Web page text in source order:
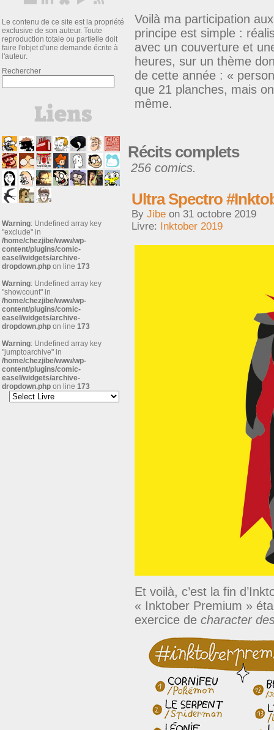
Le contenu de ce site est la propriété
exclusive de son auteur. Toute
reproduction totale ou partielle doit
faire l'objet d'une demande écrite à
l'auteur.
Rechercher
Warning: Undefined array key
"exclude" in
/home/chezjibe/www/wp-
content/plugins/comic-
easel/widgets/archive-
dropdown.php on line 173
Warning: Undefined array key
"showcount" in
/home/chezjibe/www/wp-
content/plugins/comic-
easel/widgets/archive-
dropdown.php on line 173
Warning: Undefined array key
"jumptoarchive" in
/home/chezjibe/www/wp-
content/plugins/comic-
easel/widgets/archive-
dropdown.php on line 173
Voilà ma participation
principe est simple :
avec un couverture et
heures, sur un thème
de cette année : «
que 21 planches, mais
même.
Récits complets
256 comics.
Ultra Spectro
By Jibe on 31 octobre 2019
Livre: Inktober 2019
Et voilà, c’est la fin
« Inktober Premium »
exercice de character